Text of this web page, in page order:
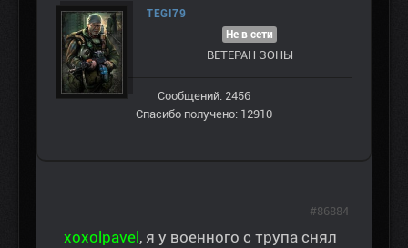
TEGI79
Не в сети
ВЕТЕРАН ЗOНЫ
Сообщений: 2456
Спасибо получено: 12910
xoxolpavel , я у военного с трупа снял
#86884